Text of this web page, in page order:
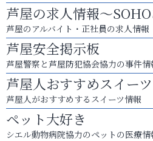
芦屋の求人情報～
芦屋のアルバイト・正社員の求人情報
芦屋安全掲示板
芦屋警察と芦屋防犯協会協力の事件情
芦屋人おすすめスイーツ
芦屋人がおすすめするスイーツ情報
ペット大好き
シエル動物病院協力のペットの医療情